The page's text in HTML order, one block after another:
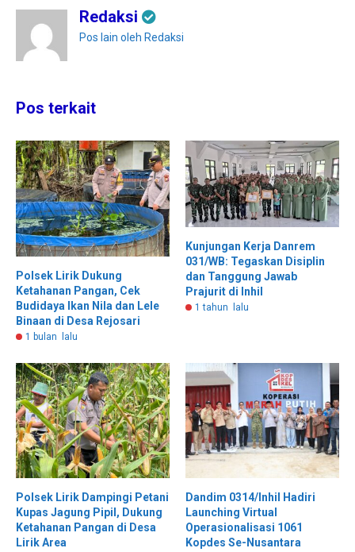
Redaksi
Pos lain oleh Redaksi
Pos terkait
Polsek Lirik Dukung
Ketahanan Pangan, Cek
Budidaya Ikan Nila dan Lele
Binaan di Desa Rejosari
1 bulan lalu
Kunjungan Kerja Danrem
031/WB: Tegaskan Disiplin
dan Tanggung Jawab
Prajurit di Inhil
1 tahun lalu
Polsek Lirik Dampingi Petani
Kupas Jagung Pipil, Dukung
Ketahanan Pangan di Desa
Lirik Area
Dandim 0314/Inhil Hadiri
Launching Virtual
Operasionalisasi 1061
Kopdes Se-Nusantara